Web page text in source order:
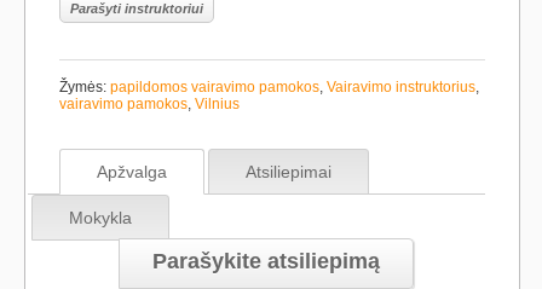
Parašyti instruktoriui
Žymės: papildomos vairavimo pamokos, Vairavimo instruktorius,
vairavimo pamokos, Vilnius
Apžvalga Atsiliepimai
Mokykla
Parašykite atsiliepimą